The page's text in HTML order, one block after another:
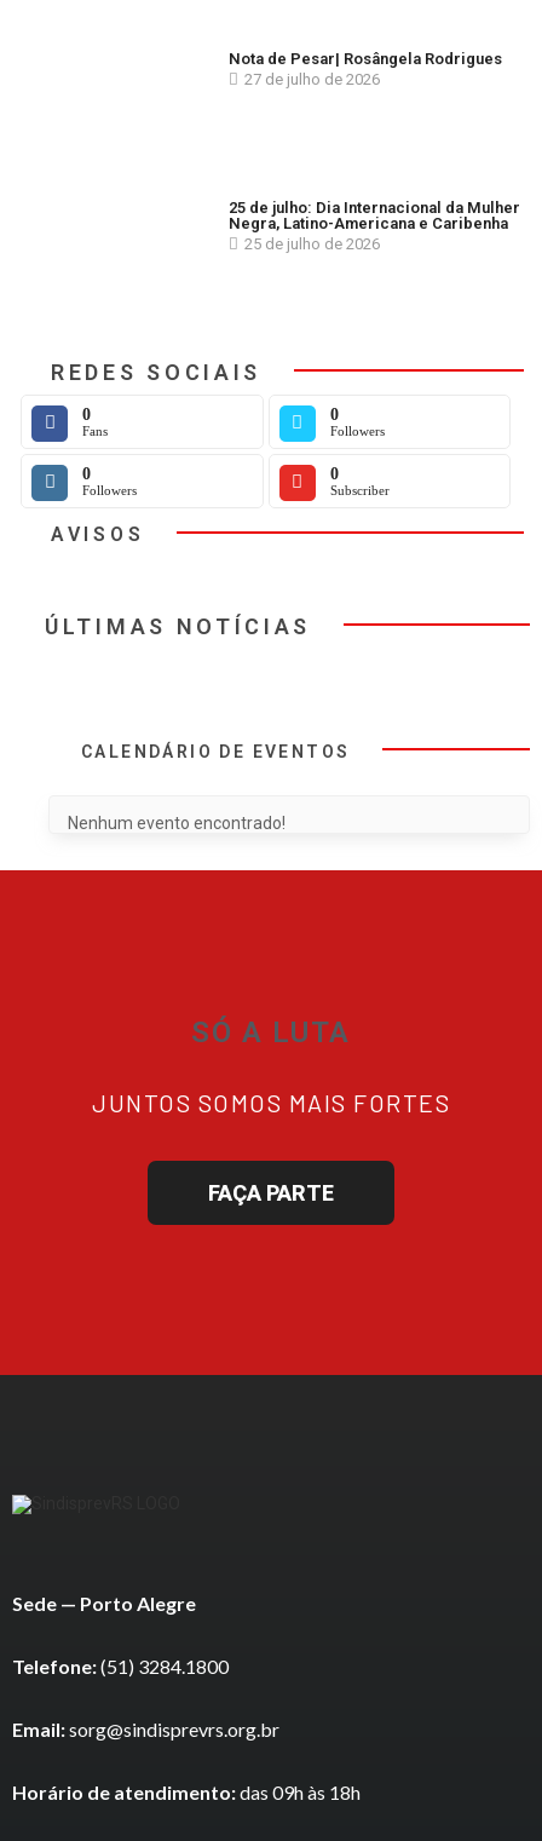
Nota de Pesar| Rosângela Rodrigues
27 de julho de 2026
25 de julho: Dia Internacional da Mulher
Negra, Latino-Americana e Caribenha
25 de julho de 2026
REDES SOCIAIS
0
Fans
0
Followers
0
Followers
0
Subscriber
AVISOS
ÚLTIMAS NOTÍCIAS
CALENDÁRIO DE EVENTOS
Nenhum evento encontrado!
SÓ A LUTA
JUNTOS SOMOS MAIS FORTES
FAÇA PARTE
Sede — Porto Alegre
Telefone:(51) 3284.1800
Email:sorg@sindisprevrs.org.br
Horário de atendimento:das 09h às 18h